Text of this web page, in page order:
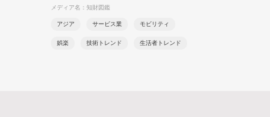
メディア名：知財図鑑
アジア サービス業 モビリティ
娯楽 技術トレンド 生活者トレンド